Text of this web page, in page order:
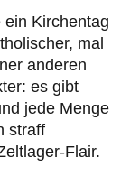
Kirchentag
mal
anderen
es gibt
jede Menge
straff
Flair.